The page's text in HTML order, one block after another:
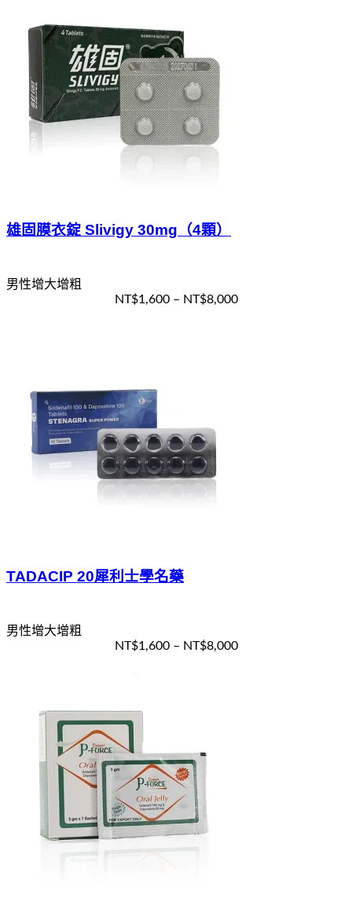
雄固膜衣錠 Slivigy 30mg（4顆）
男性增大增粗
NT$1,600– NT$8,000
TADACIP 20犀利士學名藥
男性增大增粗
NT$1,600– NT$8,000